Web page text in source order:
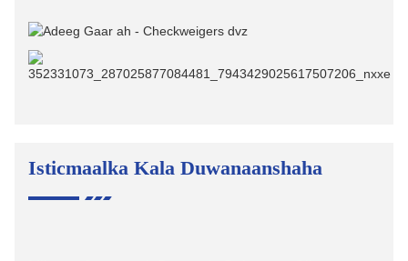
Isticmaalka Kala Duwanaanshaha